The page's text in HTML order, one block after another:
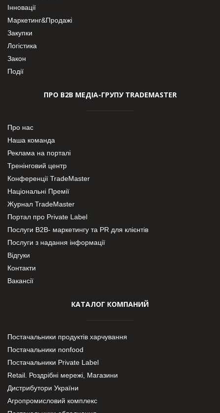
Інновації
Маркетинг&Продажі
Закупки
Логістика
Закон
Події
ПРО В2В МЕДІА-ГРУПУ TRADEMASTER
Про нас
Наша команда
Реклама на порталі
Тренінговий центр
Конференції TradeMaster
Національні Премії
Журнал TradeMaster
Портал про Private Label
Послуги В2В- маркетингу та PR для клієнтів
Послуги з надання інформації
Відгуки
Контакти
Вакансії
КАТАЛОГ КОМПАНИЙ
Постачальники продуктів харчування
Постачальники nonfood
Постачальники Private Label
Retail. Роздрібні мережі, Магазини
Дистрибутори України
Агропромисловий комплекс